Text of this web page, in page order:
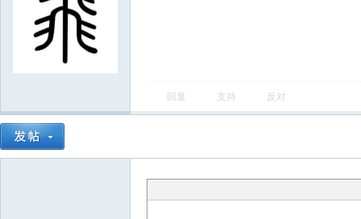
回复 支持 反对